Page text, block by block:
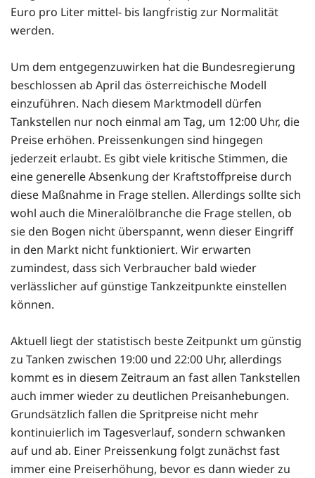
Euro pro Liter mittel- bis langfristig zur Normalität
werden.
Um dem entgegenzuwirken hat die Bundesregierung
beschlossen ab April das österreichische Modell
einzuführen. Nach diesem Marktmodell dürfen
Tankstellen nur noch einmal am Tag, um 12:00 Uhr, die
Preise erhöhen. Preissenkungen sind hingegen
jederzeit erlaubt. Es gibt viele kritische Stimmen, die
eine generelle Absenkung der Kraftstoffpreise durch
diese Maßnahme in Frage stellen. Allerdings sollte sich
wohl auch die Mineralölbranche die Frage stellen, ob
sie den Bogen nicht überspannt, wenn dieser Eingriff
in den Markt nicht funktioniert. Wir erwarten
zumindest, dass sich Verbraucher bald wieder
verlässlicher auf günstige Tankzeitpunkte einstellen
können.
Aktuell liegt der statistisch beste Zeitpunkt um günstig
zu Tanken zwischen 19:00 und 22:00 Uhr, allerdings
kommt es in diesem Zeitraum an fast allen Tankstellen
auch immer wieder zu deutlichen Preisanhebungen.
Grundsätzlich fallen die Spritpreise nicht mehr
kontinuierlich im Tagesverlauf, sondern schwanken
auf und ab. Einer Preissenkung folgt zunächst fast
immer eine Preiserhöhung, bevor es dann wieder zu